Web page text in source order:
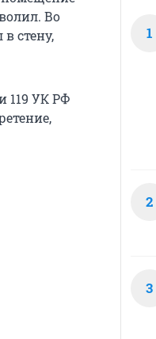
Во
стену,
119 УК РФ
1
2
3